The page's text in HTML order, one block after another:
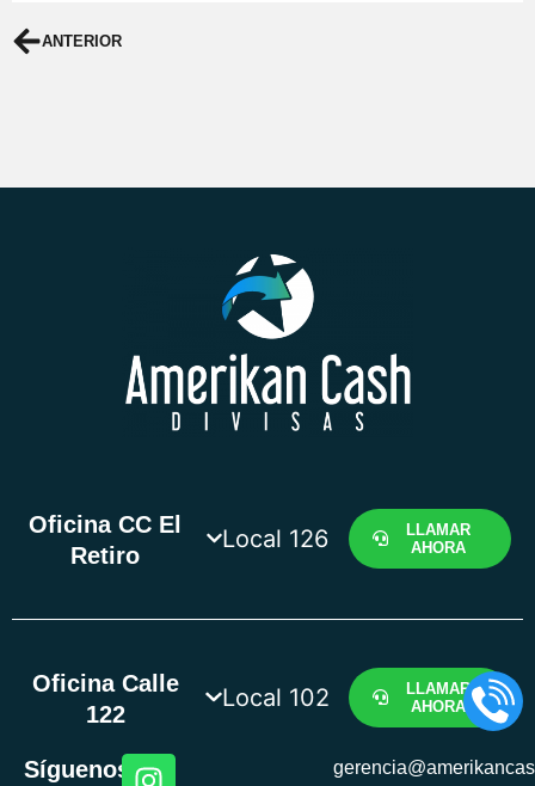
ANTERIOR
Oficina CC El
Retiro
Local 126
LLAMAR
AHORA
Oficina Calle
122
Local 102
LLAMAR
AHORA
Síguenos